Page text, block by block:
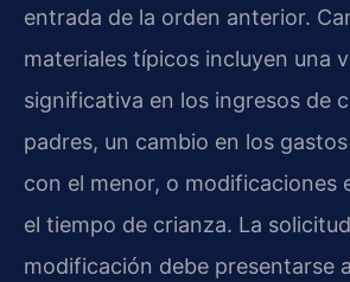
entrada de la orden anterior.
materiales típicos incluyen una
significativa en los ingresos de
padres, un cambio en los
con el menor, o modificaciones
el tiempo de crianza. La
modificación debe presentarse